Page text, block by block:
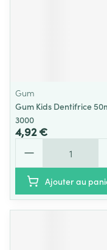
Gum
Gum Kids Dentifrice
3000
4,92 €
Ajouter au